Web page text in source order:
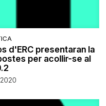
d'ERC presentaran la
per acollir-se al